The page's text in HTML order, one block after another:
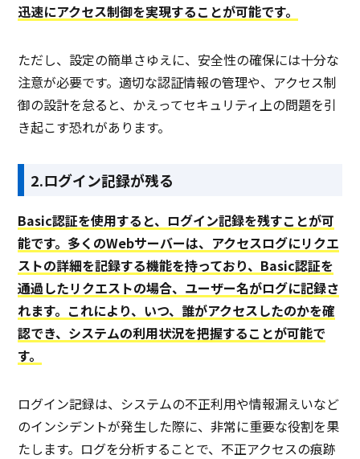
迅速にアクセス制御を実現することが可能です。
ただし、設定の簡単さゆえに、安全性の確保には十分な
注意が必要です。適切な認証情報の管理や、アクセス制
御の設計を怠ると、かえってセキュリティ上の問題を引
き起こす恐れがあります。
2.ログイン記録が残る
Basic認証を使用すると、ログイン記録を残すことが可
能です。多くのWebサーバーは、アクセスログにリクエ
ストの詳細を記録する機能を持っており、Basic認証を
通過したリクエストの場合、ユーザー名がログに記録さ
れます。これにより、いつ、誰がアクセスしたのかを確
認でき、システムの利用状況を把握することが可能で
す。
ログイン記録は、システムの不正利用や情報漏えいなど
のインシデントが発生した際に、非常に重要な役割を果
たします。ログを分析することで、不正アクセスの痕跡